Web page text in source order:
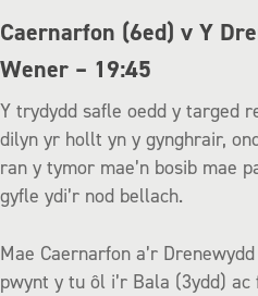
Caernarfon (6ed) v Y
Wener – 19:45
Y trydydd safle oedd y targed
dilyn yr hollt yn y gynghrair,
ran y tymor mae’n bosib mae
gyfle ydi’r nod bellach.
Mae Caernarfon a’r
pwynt y tu ôl i’r Bala (3ydd) ac